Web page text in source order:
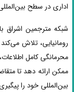
اداری در سطح
شبکه مترجمین اشراق
رومانیایی، تلاش
محرمانگی کامل
ممکن ارائه دهد تا
بین‌المللی خود را